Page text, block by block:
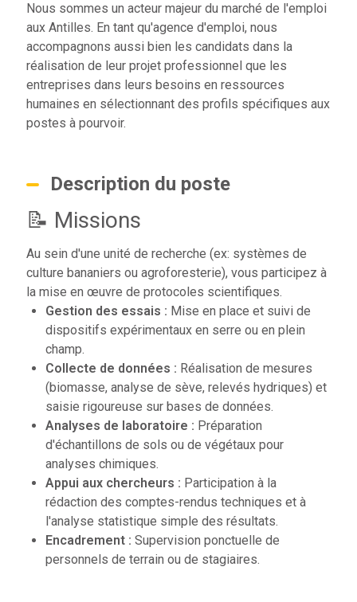
Nous sommes un acteur majeur du marché de l'emploi
aux Antilles. En tant qu'agence d'emploi, nous
accompagnons aussi bien les candidats dans la
réalisation de leur projet professionnel que les
entreprises dans leurs besoins en ressources
humaines en sélectionnant des profils spécifiques aux
postes à pourvoir.
Description du poste
📝 Missions
Au sein d'une unité de recherche (ex: systèmes de
culture bananiers ou agroforesterie), vous participez à
la mise en œuvre de protocoles scientifiques.
Gestion des essais : Mise en place et suivi de
dispositifs expérimentaux en serre ou en plein
champ.
Collecte de données : Réalisation de mesures
(biomasse, analyse de sève, relevés hydriques) et
saisie rigoureuse sur bases de données.
Analyses de laboratoire : Préparation
d'échantillons de sols ou de végétaux pour
analyses chimiques.
Appui aux chercheurs : Participation à la
rédaction des comptes-rendus techniques et à
l'analyse statistique simple des résultats.
Encadrement : Supervision ponctuelle de
personnels de terrain ou de stagiaires.